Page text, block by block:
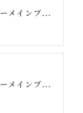
セントジャーメインブレッシングカードリーディング
セントジャーメインブレッシングカードGSVFグリッド画像